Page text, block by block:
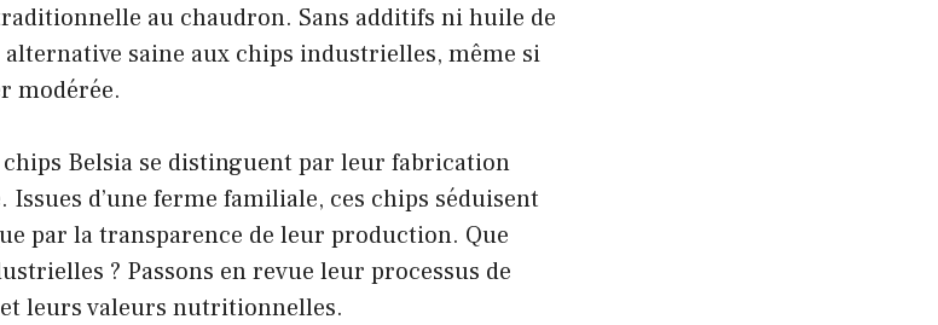
au chaudron. Sans additifs ni huile de
saine aux chips industrielles, même si
modérée.
Belsia se distinguent par leur fabrication
d’une ferme familiale, ces chips séduisent
par la transparence de leur production. Que
? Passons en revue leur processus de
leurs valeurs nutritionnelles.